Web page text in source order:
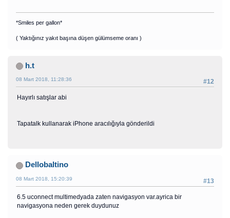
*Smiles per gallon*
( Yaktığınız yakıt başına düşen gülümseme oranı )
h.t
#12
08 Mart 2018, 11:28:36
Hayırlı satışlar abi
Tapatalk kullanarak iPhone aracılığıyla gönderildi
Dellobaltino
#13
08 Mart 2018, 15:20:39
6.5 uconnect multimedyada zaten navigasyon var.ayrica bir
navigasyona neden gerek duydunuz